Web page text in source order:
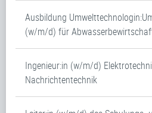
Ausbildung
(w/m/d) für
Ingenieur:in (w/m/d)
Nachrichtentechnik